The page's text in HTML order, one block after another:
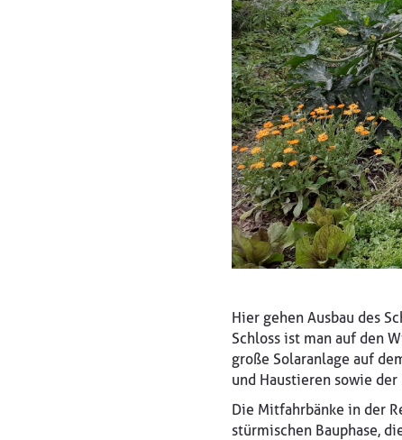
Hier gehen Ausbau des
Schloss ist man auf den
große Solaranlage auf
und Haustieren sowie
Die Mitfahrbänke in der
stürmischen Bauphase,